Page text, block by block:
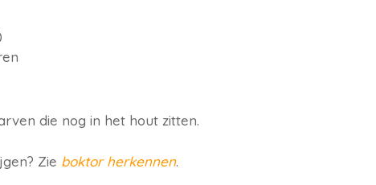
die nog in het hout zitten.
Zie boktor herkennen.